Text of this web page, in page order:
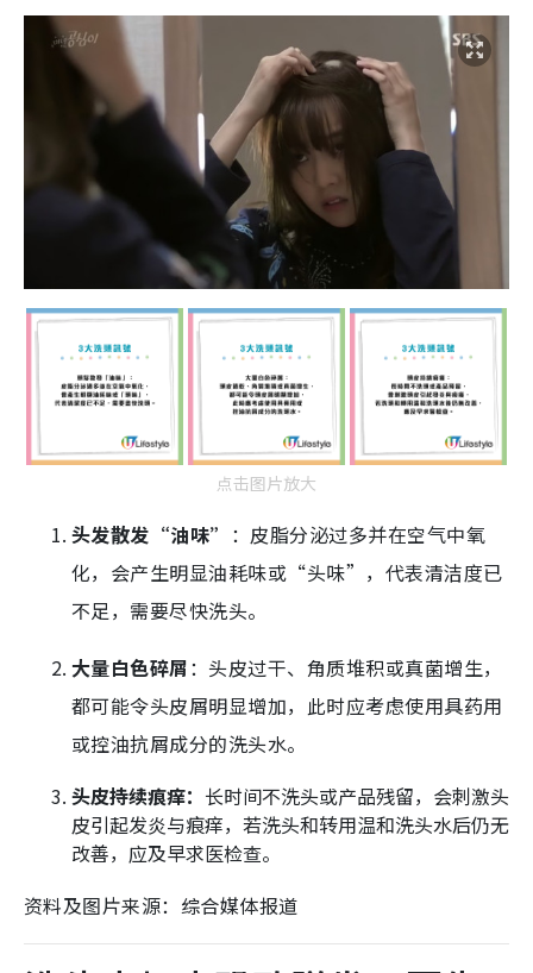
点击图片放大
头发散发“油味” ：皮脂分泌过多并在空气中氧
化，会产生明显油耗味或“头味”，代表清洁度已
不足，需要尽快洗头。
大量白色碎屑：头皮过干、角质堆积或真菌增生，
都可能令头皮屑明显增加，此时应考虑使用具药用
或控油抗屑成分的洗头水。
头皮持续痕痒： 长时间不洗头或产品残留，会刺激头
皮引起发炎与痕痒，若洗头和转用温和洗头水后仍无
改善，应及早求医检查。
资料及图片来源：综合媒体报道